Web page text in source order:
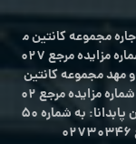
مجموعه کانتین م
عدن پابدانا: به شماره ۵۰۰۲۰۹۵۵۱۱۰۰۰۰۱۷ وشماره مزایده مرجع ۰۲۷
و مهد مجموعه کانتین
معدن پابدانا: به شماره ۵۰۰۲۰۹۵۵۱۱۰۰۰۰۱۸ و شماره مزایده مرجع ۰۲
۷۳۰۳۵۳ ۳- اجاره ساختمان اسبق باسکول معدن پابدانا: به شماره ۵۰